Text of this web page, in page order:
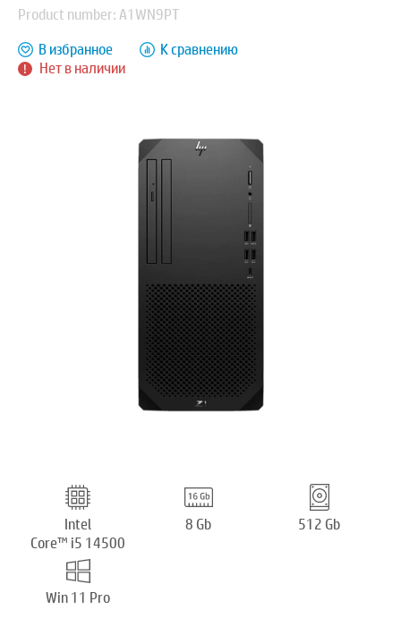
Product number: A1WN9PT
Нет в наличии
В избранное К сравнению
Intel
Core™ i5 14500
8 Gb 512 Gb
Win 11 Pro